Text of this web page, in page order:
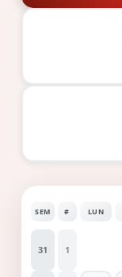
SEM # LUN
31 1